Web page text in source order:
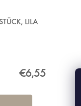
LILA
€6,55